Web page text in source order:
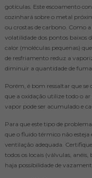
gotículas. Este escoamento
cozinhará sobre o metal
ou crostas de carbono. Como
volatilidade dos pontos baixos
calor (moléculas pequenas)
de resfriamento reduz a
diminuir a quantidade de
Porém, é bom ressaltar que
que a oxidação utilize todo o
vapor pode ser acumulado e
Para que este tipo de
que o fluido térmico não esteja
ventilação adequada.
todos os locais (válvulas,
haja possibilidade de